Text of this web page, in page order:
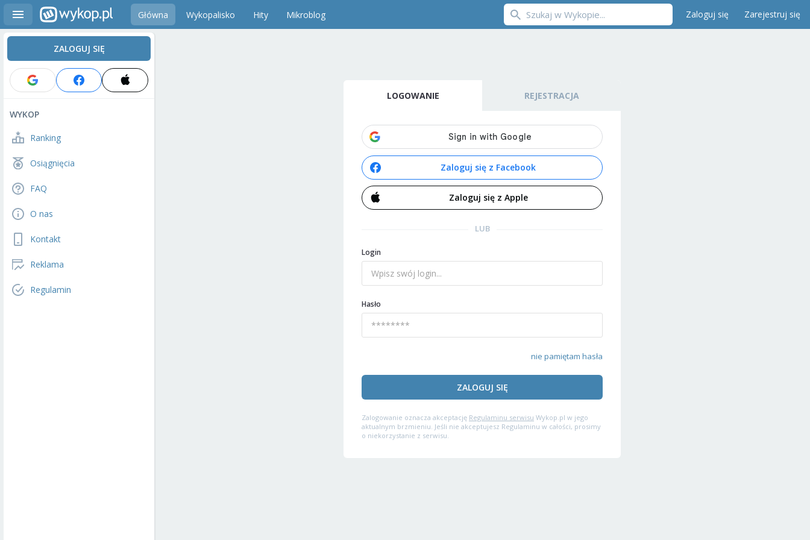
Główna Wykopalisko Hity Mikroblog Zaloguj się Zarejestruj się
ZALOGUJ SIĘ
WYKOP
Ranking
Osiągnięcia
FAQ
O nas
Kontakt
Reklama
Regulamin
LOGOWANIE REJESTRACJA
Zaloguj się z Facebook
Zaloguj się z Apple
LUB
Login
Hasło
nie pamiętam hasła
ZALOGUJ SIĘ
Zalogowanie oznacza akceptację Regulaminu serwisu Wykop.pl w jego
aktualnym brzmieniu. Jeśli nie akceptujesz Regulaminu w całości, prosimy
o niekorzystanie z serwisu.